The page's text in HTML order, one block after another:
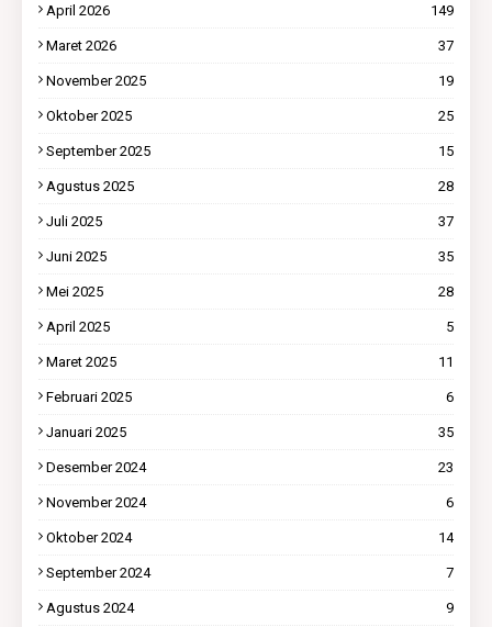
April 2026 149
Maret 2026 37
November 2025 19
Oktober 2025 25
September 2025 15
Agustus 2025 28
Juli 2025 37
Juni 2025 35
Mei 2025 28
April 2025 5
Maret 2025 11
Februari 2025 6
Januari 2025 35
Desember 2024 23
November 2024 6
Oktober 2024 14
September 2024 7
Agustus 2024 9